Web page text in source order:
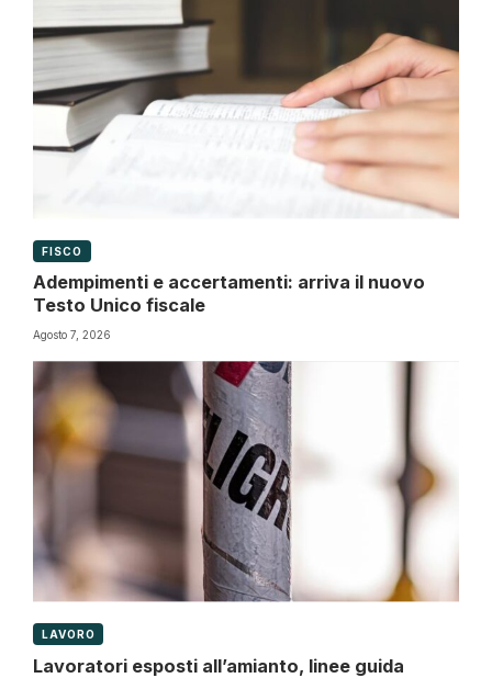
FISCO
Adempimenti e accertamenti: arriva il nuovo
Testo Unico fiscale
Agosto 7, 2026
LAVORO
Lavoratori esposti all’amianto, linee guida